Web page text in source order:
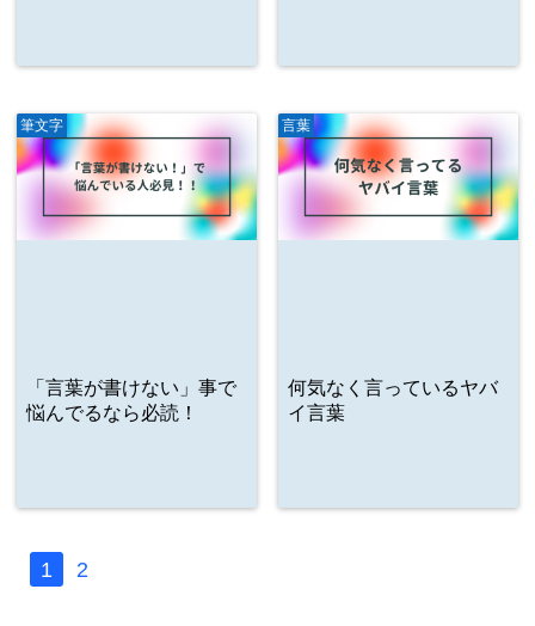
筆文字
「言葉が書けない」事で
悩んでるなら必読！
言葉
何気なく言っているヤバ
イ言葉
1 2